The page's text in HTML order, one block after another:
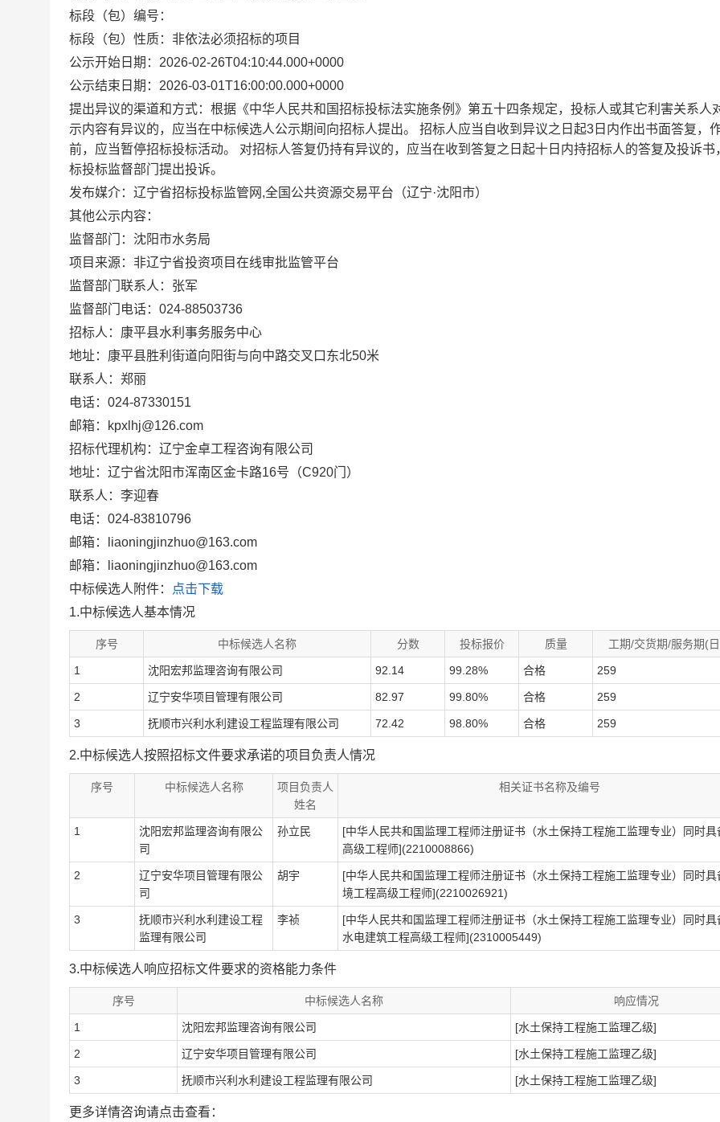
标段（包）编号：
标段（包）性质：非依法必须招标的项目
公示开始日期：2026-02-26T04:10:44.000+0000
公示结束日期：2026-03-01T16:00:00.000+0000
提出异议的渠道和方式：根据《中华人民共和国招标投标法实施条例》第五十四条规定，投标人或其它利害关系人
示内容有异议的，应当在中标候选人公示期间向招标人提出。 招标人应当自收到异议之日起3日内作出书面答复，
前，应当暂停招标投标活动。 对招标人答复仍持有异议的，应当在收到答复之日起十日内持招标人的答复及投诉书
标投标监督部门提出投诉。
发布媒介：辽宁省招标投标监管网,全国公共资源交易平台（辽宁·沈阳市）
其他公示内容：
监督部门：沈阳市水务局
项目来源：非辽宁省投资项目在线审批监管平台
监督部门联系人：张军
监督部门电话：024-88503736
招标人：康平县水利事务服务中心
地址：康平县胜利街道向阳街与向中路交叉口东北50米
联系人：郑丽
电话：024-87330151
邮箱：kpxlhj@126.com
招标代理机构：辽宁金卓工程咨询有限公司
地址：辽宁省沈阳市浑南区金卡路16号（C920门）
联系人：李迎春
电话：024-83810796
邮箱：liaoningjinzhuo@163.com
邮箱：liaoningjinzhuo@163.com
中标候选人附件：
点击下载
1.中标候选人基本情况
序号 中标候选人名称 分数 投标报价 质量 工期/交货期/服务期(
1 沈阳宏邦监理咨询有限公司 92.14 99.28% 合格 259
2 辽宁安华项目管理有限公司 82.97 99.80% 合格 259
3 抚顺市兴利水利建设工程监理有限公司 72.42 98.80% 合格 259
2.中标候选人按照招标文件要求承诺的项目负责人情况
序号 中标候选人名称
项目负责人
姓名
相关证书名称及编号
1
沈阳宏邦监理咨询有限公
司
孙立民
[中华人民共和国监理工程师注册证书（水土保持工程施工监理专业）同时具
高级工程师](2210008866)
2
辽宁安华项目管理有限公
司
胡宇
[中华人民共和国监理工程师注册证书（水土保持工程施工监理专业）同时具
境工程高级工程师](2210026921)
3
抚顺市兴利水利建设工程
监理有限公司
李祯
[中华人民共和国监理工程师注册证书（水土保持工程施工监理专业）同时具
水电建筑工程高级工程师](2310005449)
3.中标候选人响应招标文件要求的资格能力条件
序号 中标候选人名称 响应情况
1 沈阳宏邦监理咨询有限公司 [水土保持工程施工监理乙级]
2 辽宁安华项目管理有限公司 [水土保持工程施工监理乙级]
3 抚顺市兴利水利建设工程监理有限公司 [水土保持工程施工监理乙级]
更多详情咨询请点击查看：